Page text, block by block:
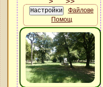
Файлове
Помощ